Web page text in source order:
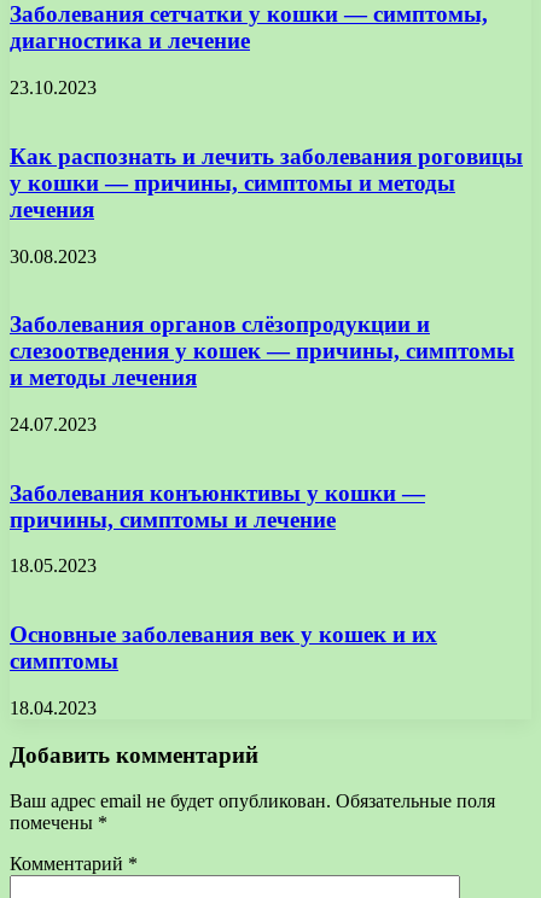
Заболевания сетчатки у кошки — симптомы,
диагностика и лечение
23.10.2023
Как распознать и лечить заболевания роговицы
у кошки — причины, симптомы и методы
лечения
30.08.2023
Заболевания органов слёзопродукции и
слезоотведения у кошек — причины, симптомы
и методы лечения
24.07.2023
Заболевания конъюнктивы у кошки —
причины, симптомы и лечение
18.05.2023
Основные заболевания век у кошек и их
симптомы
18.04.2023
Добавить комментарий
Ваш адрес email не будет опубликован. Обязательные поля
помечены *
Комментарий *